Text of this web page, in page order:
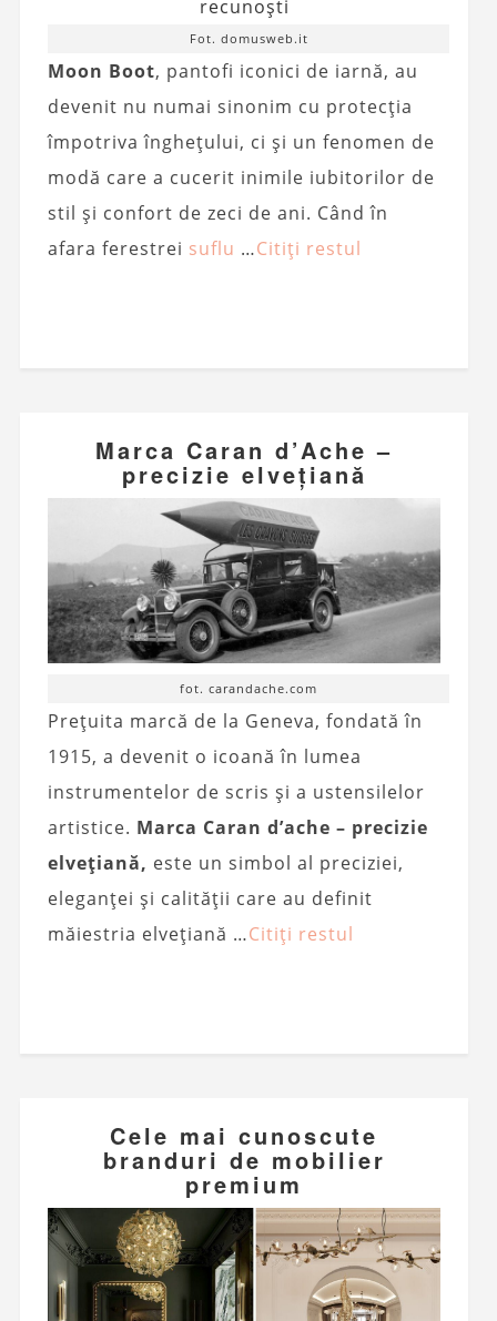
Fot. domusweb.it
Moon Boot, pantofi iconici de iarnă, au
devenit nu numai sinonim cu protecția
împotriva înghețului, ci și un fenomen de
modă care a cucerit inimile iubitorilor de
stil și confort de zeci de ani. Când în
afara ferestrei suflu …Citiți restul
Marca Caran d’Ache –
precizie elvețiană
fot. carandache.com
Prețuita marcă de la Geneva, fondată în
1915, a devenit o icoană în lumea
instrumentelor de scris și a ustensilelor
artistice. Marca Caran d’ache – precizie
elvețiană, este un simbol al preciziei,
eleganței și calității care au definit
măiestria elvețiană …Citiți restul
Cele mai cunoscute
branduri de mobilier
premium